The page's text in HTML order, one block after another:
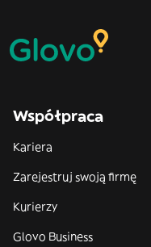
Współpraca
Kariera
Zarejestruj swoją firmę
Kurierzy
Glovo Business